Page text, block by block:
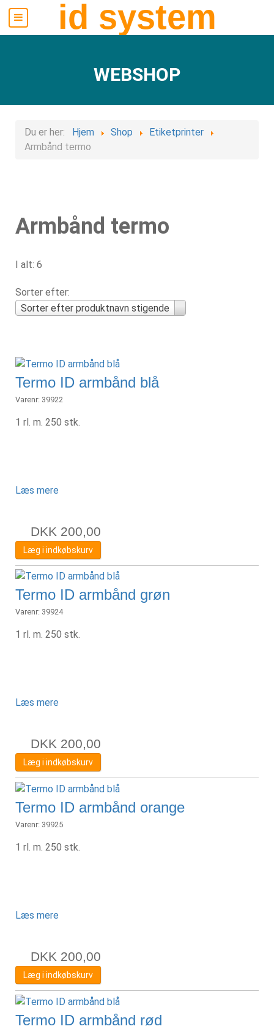
id system
WEBSHOP
Du er her: Hjem Shop
Etiketprinter
Armbånd termo
Armbånd termo
I alt: 6
Sorter efter:
Sorter efter produktnavn stigende
Termo ID armbånd blå
Varenr: 39922
1 rl. m. 250 stk.
Læs mere
DKK 200,00
Læg i indkøbskurv
Termo ID armbånd grøn
Varenr: 39924
1 rl. m. 250 stk.
Læs mere
DKK 200,00
Læg i indkøbskurv
Termo ID armbånd orange
Varenr: 39925
1 rl. m. 250 stk.
Læs mere
DKK 200,00
Læg i indkøbskurv
Termo ID armbånd rød